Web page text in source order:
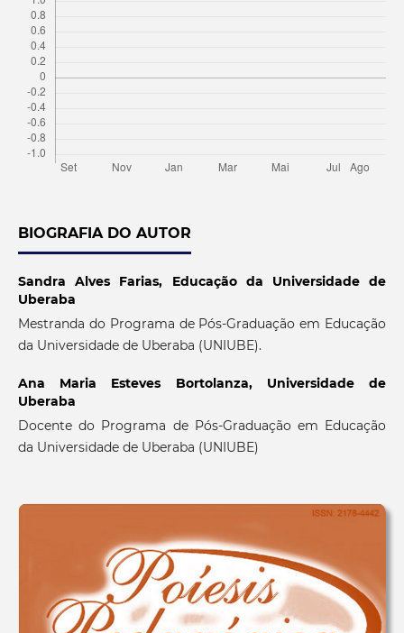
BIOGRAFIA DO AUTOR
Sandra Alves Farias, Educação da Universidade de
Uberaba
Mestranda do Programa de Pós-Graduação em Educação
da Universidade de Uberaba (UNIUBE).
Ana Maria Esteves Bortolanza, Universidade de
Uberaba
Docente do Programa de Pós-Graduação em Educação
da Universidade de Uberaba (UNIUBE)